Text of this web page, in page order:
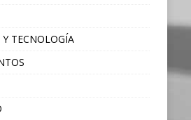
TECNOLOGÍA